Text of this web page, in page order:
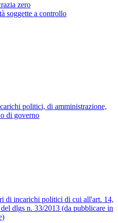
zero
soggette a controllo
politici, di amministrazione,
di governo
di incarichi politici di cui all'art. 14,
dlgs n. 33/2013 (da pubblicare in